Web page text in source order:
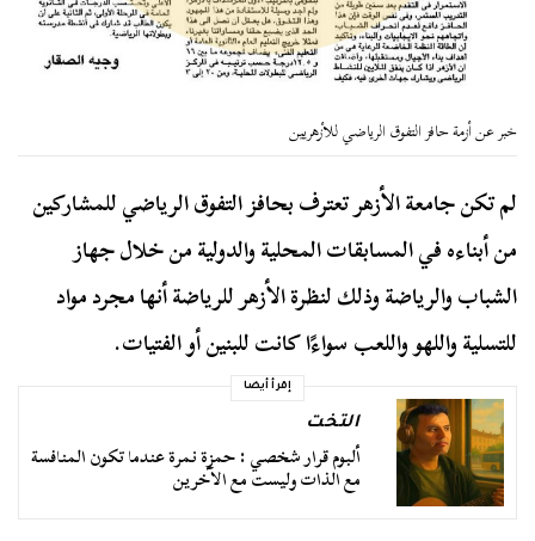
خبر عن أزمة حافز التفوق الرياضي للأزهريين
لم تكن جامعة الأزهر تعترف بحافز التفوق الرياضي للمشاركين
من أبناءه في المسابقات المحلية والدولية من خلال جهاز
الشباب والرياضة وذلك لنظرة الأزهر للرياضة أنها مجرد مواد
للتسلية واللهو واللعب سواءًا كانت للبنين أو الفتيات.
إقرأ أيضا
التخت
ألبوم قرار شخصي : حمزة نمرة عندما تكون المنافسة
مع الذات وليست مع الآخرين